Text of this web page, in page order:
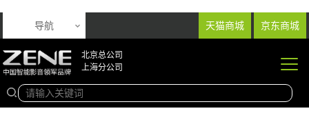
天猫商城 京东商城
导航
北京总公司
上海分公司